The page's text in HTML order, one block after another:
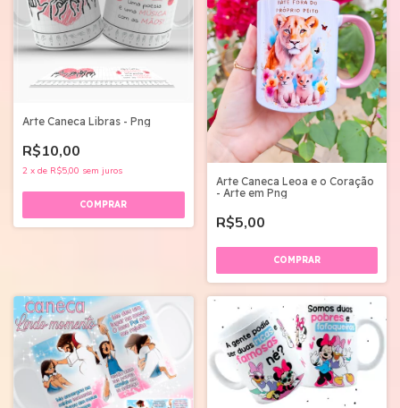
Arte Caneca Libras - Png
R$10,00
2 x de R$5,00 sem juros
Arte Caneca Leoa e o Coração
- Arte em Png
R$5,00